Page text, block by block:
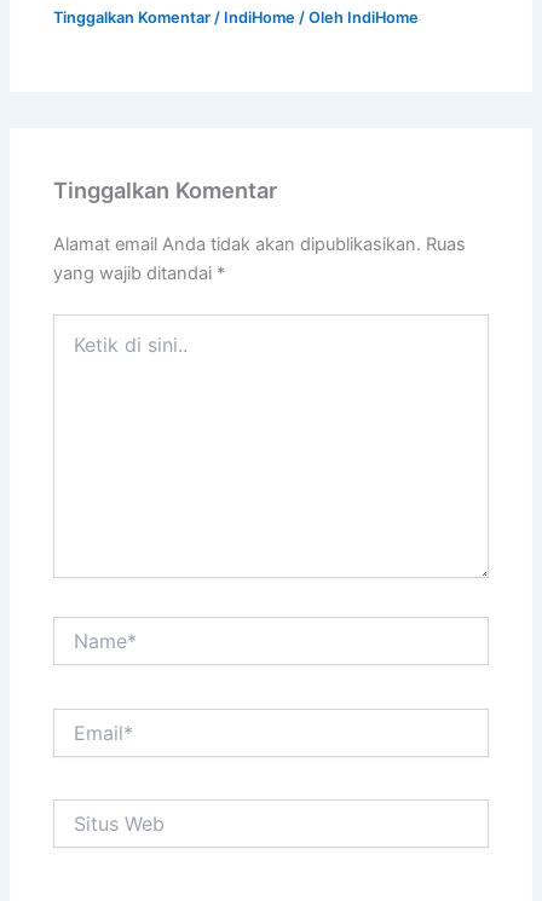
Tinggalkan Komentar / IndiHome / Oleh IndiHome
Tinggalkan Komentar
Alamat email Anda tidak akan dipublikasikan. Ruas
yang wajib ditandai *
Web